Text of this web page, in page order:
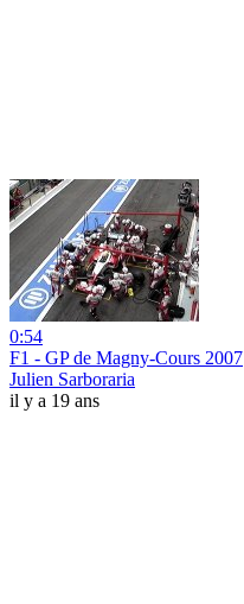
0:54
F1 - GP de Magny-Cours 2007
Julien Sarboraria
il y a 19 ans